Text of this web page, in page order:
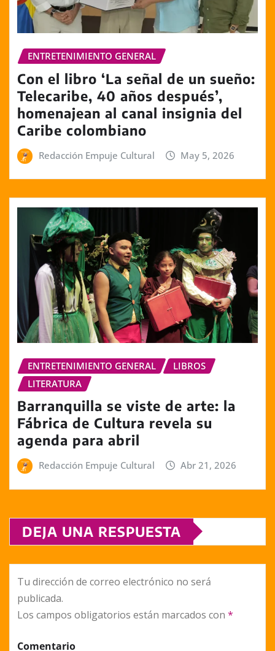
ENTRETENIMIENTO GENERAL
Con el libro ‘La señal de un sueño:
Telecaribe, 40 años después’,
homenajean al canal insignia del
Caribe colombiano
Redacción Empuje Cultural May 5, 2026
ENTRETENIMIENTO GENERAL
LIBROS
LITERATURA
Barranquilla se viste de arte: la
Fábrica de Cultura revela su
agenda para abril
Redacción Empuje Cultural Abr 21, 2026
DEJA UNA RESPUESTA
Tu dirección de correo electrónico no será
publicada.
Los campos obligatorios están marcados con *
Comentario